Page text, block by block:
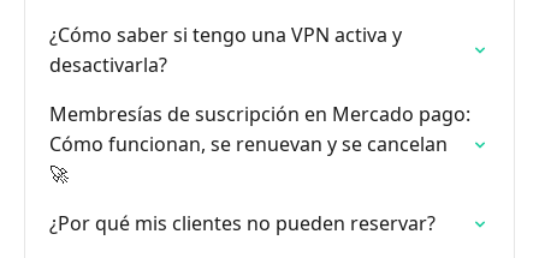
¿Cómo saber si tengo una VPN activa y
desactivarla?
Membresías de suscripción en Mercado pago:
Cómo funcionan, se renuevan y se cancelan
🚀
¿Por qué mis clientes no pueden reservar?